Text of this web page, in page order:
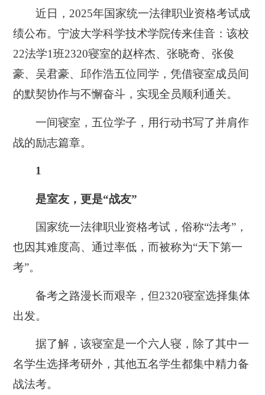
近日，2025年国家统一法律职业资格考试成
绩公布。宁波大学科学技术学院传来佳音：该校
22法学1班2320寝室的赵梓杰、张晓奇、张俊
豪、吴君豪、邱作浩五位同学，凭借寝室成员间
的默契协作与不懈奋斗，实现全员顺利通关。
一间寝室，五位学子，用行动书写了并肩作
战的励志篇章。
1
是室友，更是“战友”
国家统一法律职业资格考试，俗称“法考”，
也因其难度高、通过率低，而被称为“天下第一
考”。
备考之路漫长而艰辛，但2320寝室选择集体
出发。
据了解，该寝室是一个六人寝，除了其中一
名学生选择考研外，其他五名学生都集中精力备
战法考。